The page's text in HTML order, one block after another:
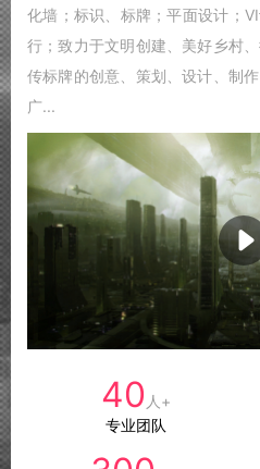
化墙；标识、标牌；平面设计；
行；致力于文明创建、美好乡村
传标牌的创意、策划、设计、制
广...
40 人+
专业团队